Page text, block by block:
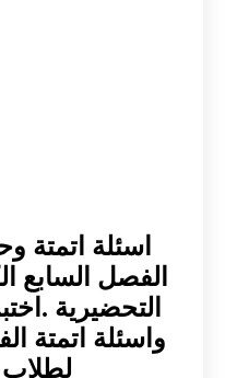
اسئلة اتمتة
الفصل السابع
التحضيرية
واسئلة اتمتة